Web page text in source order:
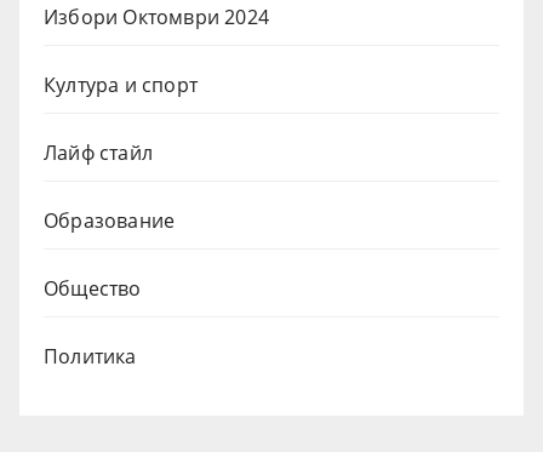
Избори Октомври 2024
Култура и спорт
Лайф стайл
Образование
Общество
Политика